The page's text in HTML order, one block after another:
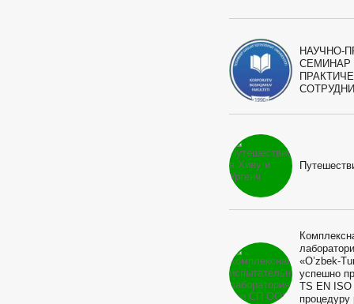
НАУЧНО-
СЕМИНАР
«O’zbek-
успешно
TS EN ISO
процедуру